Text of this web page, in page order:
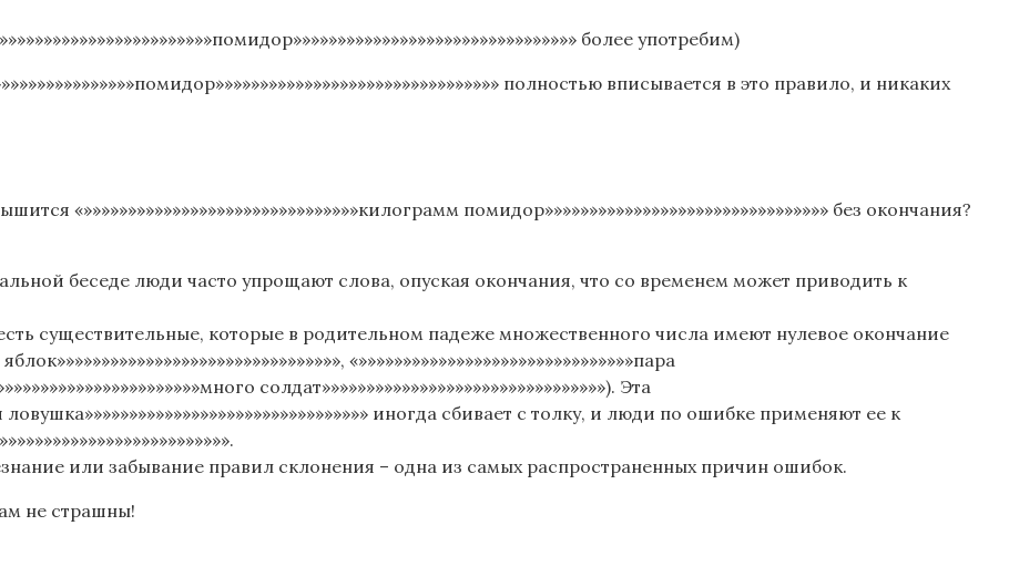
более употребим)
полностью вписывается в это правило, и никаких
«»»»»»»»»»»»»»»»»»»»»»»»»»»»»»»»килограмм помидор»»»»»»»»»»»»»»»»»»»»»»»»»»»»»»»» без окончания?
беседе люди часто упрощают слова, опуская окончания, что со временем может приводить к
существительные, которые в родительном падеже множественного числа имеют нулевое окончание
«»»»»»»»»»»»»»»»»»»»»»»»»»»»»»»»пара
солдат»»»»»»»»»»»»»»»»»»»»»»»»»»»»»»»»). Эта
ловушка»»»»»»»»»»»»»»»»»»»»»»»»»»»»»»»» иногда сбивает с толку, и люди по ошибке применяют ее к
или забывание правил склонения – одна из самых распространенных причин ошибок.
не страшны!